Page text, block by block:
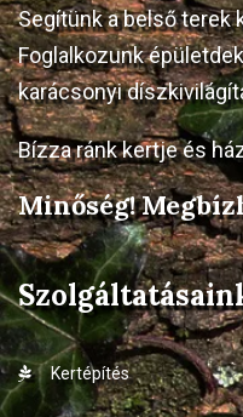
Segítünk a belső terek
Foglalkozunk
karácsonyi
Bízza ránk kertje és
Minőség!
Kertépítés